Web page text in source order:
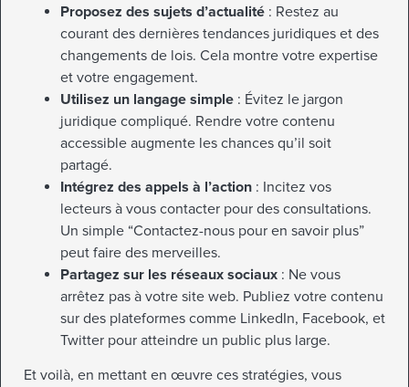
Proposez des sujets d’actualité : Restez au
courant des dernières tendances juridiques et des
changements de lois. Cela montre votre expertise
et votre engagement.
Utilisez un langage simple : Évitez le jargon
juridique compliqué. Rendre votre contenu
accessible augmente les chances qu’il soit
partagé.
Intégrez des appels à l’action : Incitez vos
lecteurs à vous contacter pour des consultations.
Un simple “Contactez-nous pour en savoir plus”
peut faire des merveilles.
Partagez sur les réseaux sociaux : Ne vous
arrêtez pas à votre site web. Publiez votre contenu
sur des plateformes comme LinkedIn, Facebook, et
Twitter pour atteindre un public plus large.
Et voilà, en mettant en œuvre ces stratégies, vous